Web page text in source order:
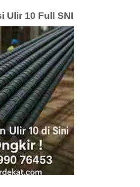
Ulir 10 Full SNI